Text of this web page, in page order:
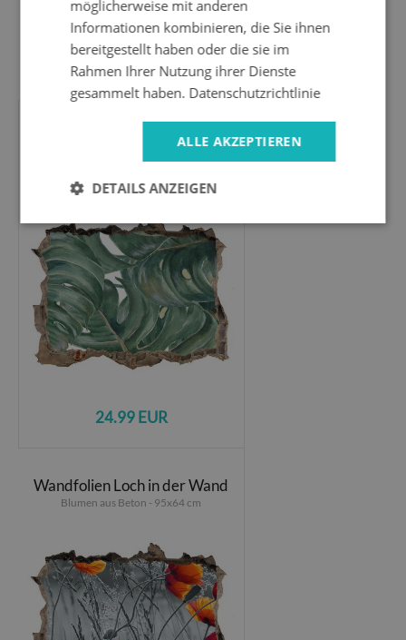
24.99 EUR
Mauerdurchbruch
24.99 EUR
Wandfolien Loch in der Wand
Blumen aus Beton - 95x64 cm
möglicherweise mit anderen
Informationen kombinieren, die Sie ihnen
bereitgestellt haben oder die sie im
Rahmen Ihrer Nutzung ihrer Dienste
gesammelt haben. Datenschutzrichtlinie
ALLE AKZEPTIEREN
DETAILS ANZEIGEN